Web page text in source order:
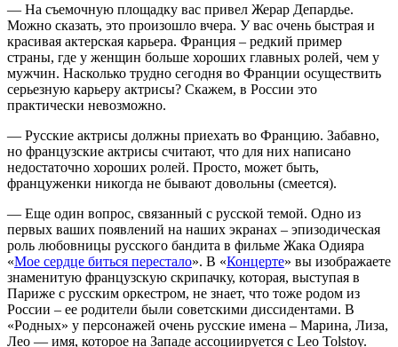
— На съемочную площадку вас привел Жерар Депардье.
Можно сказать, это произошло вчера. У вас очень быстрая и
красивая актерская карьера. Франция – редкий пример
страны, где у женщин больше хороших главных ролей, чем у
мужчин. Насколько трудно сегодня во Франции осуществить
серьезную карьеру актрисы? Скажем, в России это
практически невозможно.
— Русские актрисы должны приехать во Францию. Забавно,
но французские актрисы считают, что для них написано
недостаточно хороших ролей. Просто, может быть,
француженки никогда не бывают довольны (смеется).
— Еще один вопрос, связанный с русской темой. Одно из
первых ваших появлений на наших экранах – эпизодическая
роль любовницы русского бандита в фильме Жака Одияра
«Мое сердце биться перестало». В «Концерте» вы изображаете
знаменитую французскую скрипачку, которая, выступая в
Париже с русским оркестром, не знает, что тоже родом из
России – ее родители были советскими диссидентами. В
«Родных» у персонажей очень русские имена – Марина, Лиза,
Лео — имя, которое на Западе ассоциируется с Leo Tolstoy.